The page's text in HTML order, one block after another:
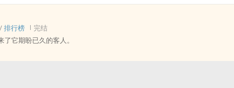
/ 排行榜
完结
了它期盼已久的客人。